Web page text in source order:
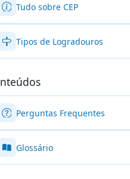
Tudo sobre CEP
Tipos de Logradouros
Perguntas Frequentes
Glossário